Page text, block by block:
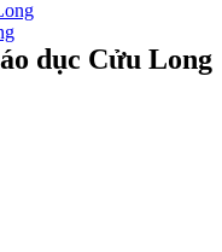
dục Cửu Long